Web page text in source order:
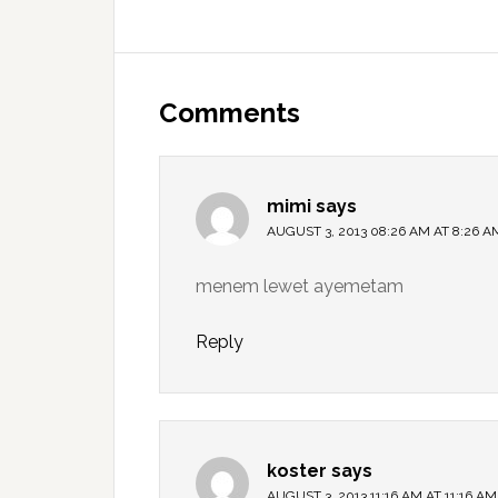
Comments
mimi says
AUGUST 3, 2013 08:26 AM AT 8:26
menem lewet ayemetam
Reply
koster says